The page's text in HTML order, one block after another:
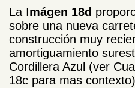
La Imágen 18d
sobre una nueva
construcción muy
amortiguamiento
Cordillera Azul (ver
18c para mas